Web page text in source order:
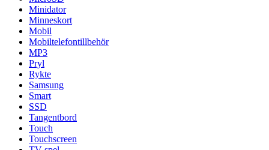
Minidator
Minneskort
Mobil
Mobiltelefontillbehör
MP3
Pryl
Rykte
Samsung
Smart
SSD
Tangentbord
Touch
Touchscreen